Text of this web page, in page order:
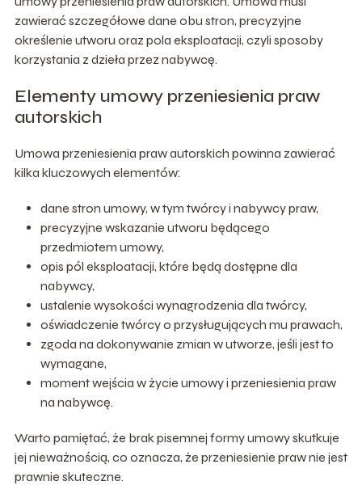
zawierać szczegółowe dane obu stron, precyzyjne
określenie utworu oraz pola eksploatacji, czyli sposoby
korzystania z dzieła przez nabywcę.
Elementy umowy przeniesienia praw
autorskich
Umowa przeniesienia praw autorskich powinna zawierać
kilka kluczowych elementów:
dane stron umowy, w tym twórcy i nabywcy praw,
precyzyjne wskazanie utworu będącego
przedmiotem umowy,
opis pól eksploatacji, które będą dostępne dla
nabywcy,
ustalenie wysokości wynagrodzenia dla twórcy,
oświadczenie twórcy o przysługujących mu prawach,
zgoda na dokonywanie zmian w utworze, jeśli jest to
wymagane,
moment wejścia w życie umowy i przeniesienia praw
na nabywcę.
Warto pamiętać, że brak pisemnej formy umowy skutkuje
jej nieważnością, co oznacza, że przeniesienie praw nie jest
prawnie skuteczne.